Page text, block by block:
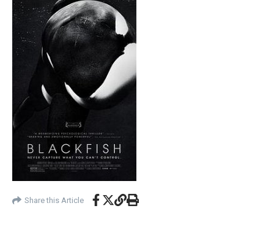
Share this Article